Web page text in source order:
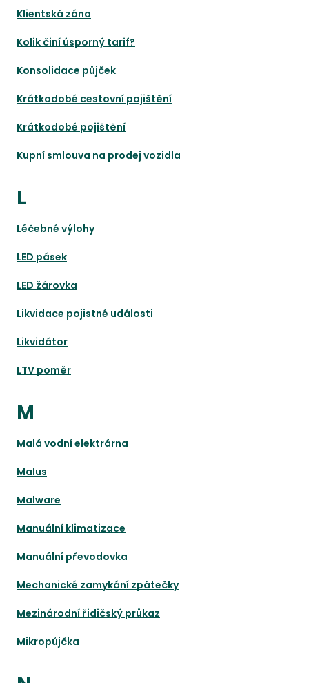
Klientská zóna
Kolik činí úsporný tarif?
Konsolidace půjček
Krátkodobé cestovní pojištění
Krátkodobé pojištění
Kupní smlouva na prodej vozidla
L
Léčebné výlohy
LED pásek
LED žárovka
Likvidace pojistné události
Likvidátor
LTV poměr
M
Malá vodní elektrárna
Malus
Malware
Manuální klimatizace
Manuální převodovka
Mechanické zamykání zpátečky
Mezinárodní řidičský průkaz
Mikropůjčka